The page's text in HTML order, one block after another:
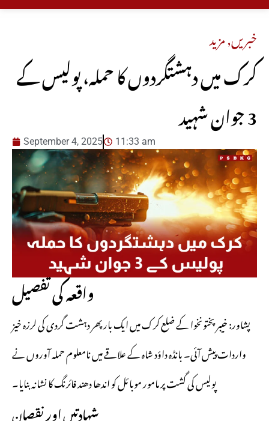
خبریں,مزید
کرک میں دہشتگردوں کا حملہ، پولیس کے
3 جوان شہید
September 4, 2025 11:33 am
واقعہ کی تفصیل
پشاور: خیبرپختونخوا کے ضلع کرک میں ایک بار پھر دہشت گردی کی لرزہ خیز
واردات پیش آئی۔ بانڈہ داؤد شاہ کے علاقے میں نامعلوم حملہ آوروں نے
پولیس کی گشت پر مامور موبائل کو اندھا دھند فائرنگ کا نشانہ بنایا۔
شہادتیں اور نقصان